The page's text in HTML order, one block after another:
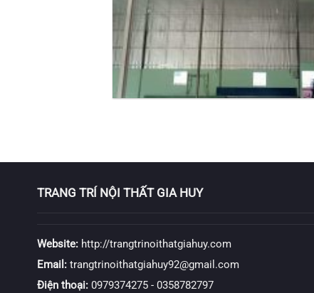
TRANG TRÍ NỘI THẤT GIA HUY
Website: http://trangtrinoithatgiahuy.com
Email: trangtrinoithatgiahuy92@gmail.com
Điện thoại: 0979374275 - 0358782797